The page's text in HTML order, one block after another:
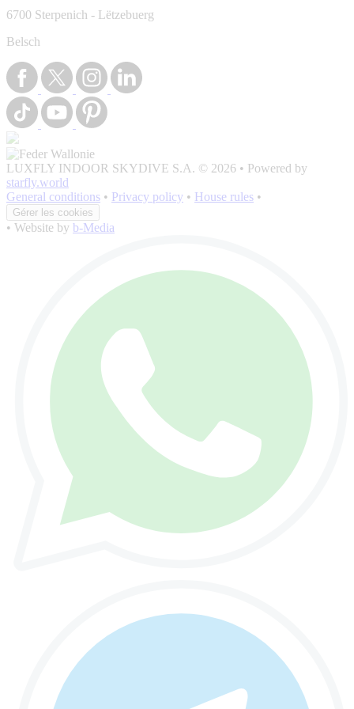
6700 Sterpenich - Lëtzebuerg
Belsch
LUXFLY INDOOR SKYDIVE S.A. © 2026 • Powered by
starfly.world
General conditions • Privacy policy • House rules •
Gérer les cookies
• Website by b-Media